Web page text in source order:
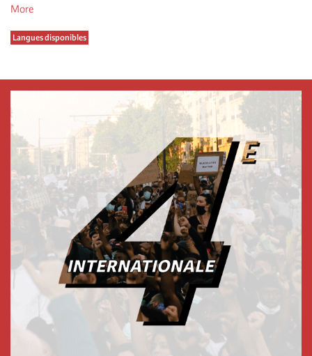
More
Langues disponibles